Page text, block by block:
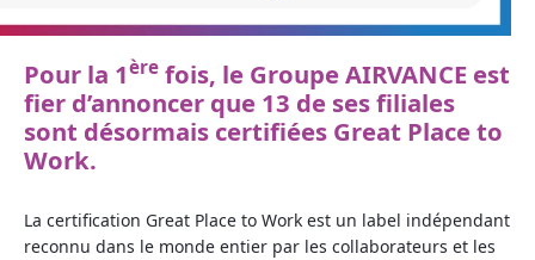
Pour la 1ère fois, le Groupe AIRVANCE est
fier d’annoncer que 13 de ses filiales
sont désormais certifiées Great Place to
Work.
La certification Great Place to Work est un label indépendant
reconnu dans le monde entier par les collaborateurs et les